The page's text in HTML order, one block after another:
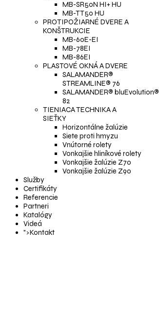
MB-SR50N HI+ HU
MB-TT50 HU
PROTIPOŽIARNÉ DVERE A
KONŠTRUKCIE
MB-60E-EI
MB-78EI
MB-86EI
PLASTOVÉ OKNÁ A DVERE
SALAMANDER®
STREAMLINE® 76
SALAMANDER® bluEvolution®
82
TIENIACA TECHNIKA A
SIEŤKY
Horizontálne žalúzie
Siete proti hmyzu
Vnútorné rolety
Vonkajšie hliníkové rolety
Vonkajšie žalúzie Z70
Vonkajšie žalúzie Z90
Služby
Certifikáty
Referencie
Partneri
Katalógy
Videá
">Kontakt